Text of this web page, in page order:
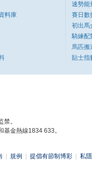
料庫
速勢能
賽日數
初出馬
騎練配
馬匹搬
貼士指
。
金熱線1834 633。
規例 提倡有節制博彩 私